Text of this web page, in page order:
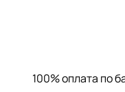
100% оплата по